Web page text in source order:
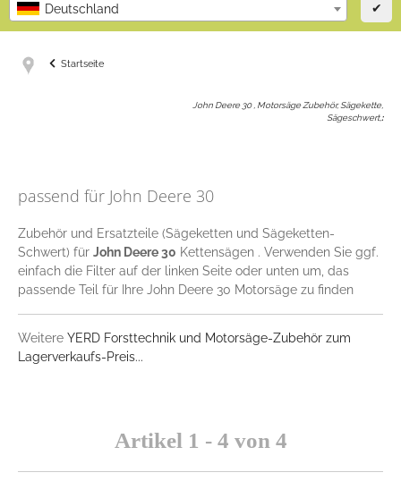
Deutschland ✔
Startseite
John Deere 30 , Motorsäge Zubehör, Sägekette,
Sägeschwert,:
passend für John Deere 30
Zubehör und Ersatzteile (Sägeketten und Sägeketten-
Schwert) für John Deere 30 Kettensägen . Verwenden Sie ggf.
einfach die Filter auf der linken Seite oder unten um, das
passende Teil für Ihre John Deere 30 Motorsäge zu finden
Weitere YERD Forsttechnik und Motorsäge-Zubehör zum
Lagerverkaufs-Preis...
Artikel 1 - 4 von 4